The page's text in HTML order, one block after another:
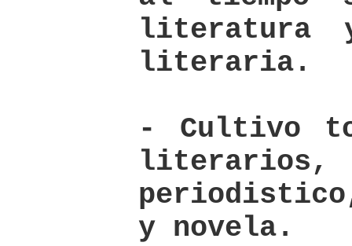
literatura
literaria.
- Cultivo
y novela.